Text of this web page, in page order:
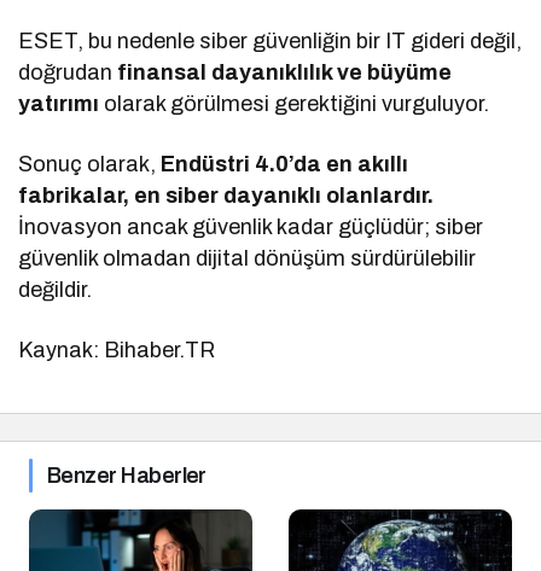
ESET, bu nedenle siber güvenliğin bir IT gideri değil,
doğrudan finansal dayanıklılık ve büyüme
yatırımı olarak görülmesi gerektiğini vurguluyor.
Sonuç olarak, Endüstri 4.0’da en akıllı
fabrikalar, en siber dayanıklı olanlardır.
İnovasyon ancak güvenlik kadar güçlüdür; siber
güvenlik olmadan dijital dönüşüm sürdürülebilir
değildir.
Kaynak: Bihaber.TR
Benzer Haberler